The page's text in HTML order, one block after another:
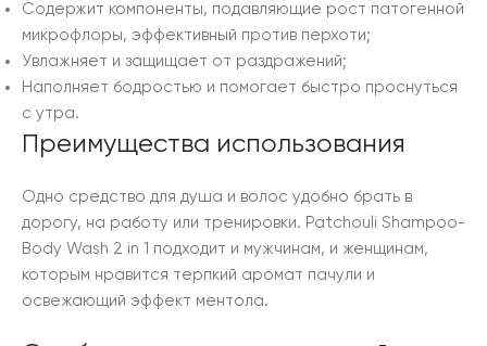
Содержит компоненты, подавляющие рост патогенной
микрофлоры, эффективный против перхоти;
Увлажняет и защищает от раздражений;
Наполняет бодростью и помогает быстро проснуться
с утра.
Преимущества использования
Одно средство для душа и волос удобно брать в
дорогу, на работу или тренировки. Patchouli Shampoo-
Body Wash 2 in 1 подходит и мужчинам, и женщинам,
которым нравится терпкий аромат пачули и
освежающий эффект ментола.